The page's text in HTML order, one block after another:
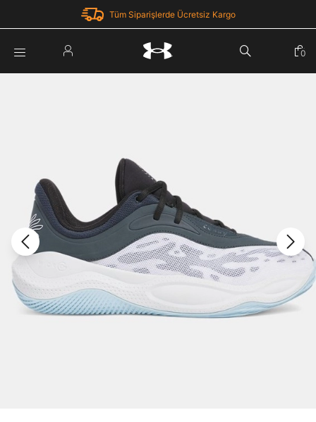
Tüm Siparişlerde Ücretsiz Kargo
Şifremi Unuttum
Giriş Yap
Under Armour'da yeni misiniz?
Üye Olmadan Devam Et
0
Parola Yenileme
Parolayı Yenile
Giriş Sayfasına Dön
Zaten hesabın var mı? Giriş yap